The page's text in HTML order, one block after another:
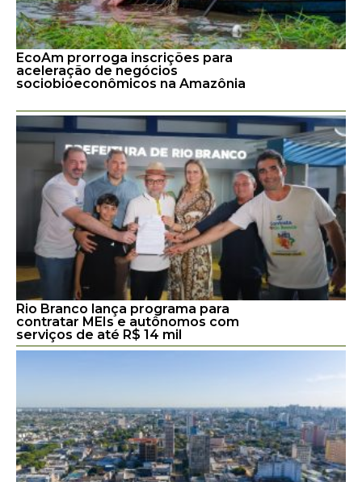
EcoAm prorroga inscrições para
aceleração de negócios
sociobioeconômicos na Amazônia
Rio Branco lança programa para
contratar MEIs e autônomos com
serviços de até R$ 14 mil